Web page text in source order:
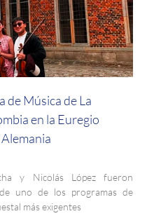
de Música de La
en la Euregio
y Nicolás López fueron
uno de los programas de
más exigentes